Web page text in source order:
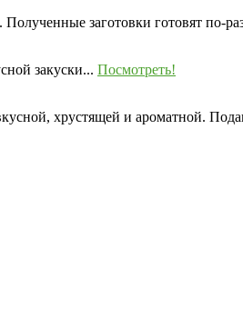
заготовки готовят по-
закуски... Посмотреть!
хрустящей и ароматной.